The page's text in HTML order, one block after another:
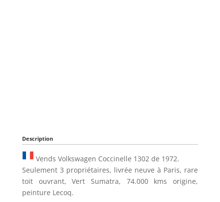
Description
Vends Volkswagen Coccinelle 1302 de 1972.
Seulement 3 propriétaires, livrée neuve à Paris, rare
toit ouvrant, Vert Sumatra, 74.000 kms origine,
peinture Lecoq.